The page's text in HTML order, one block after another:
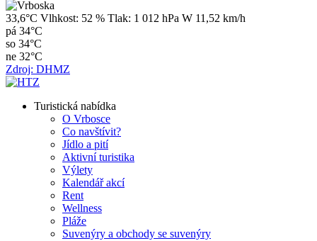
33,6°C Vlhkost: 52 % Tlak: 1 012 hPa W 11,52 km/h
pá 34°C
so 34°C
ne 32°C
Zdroj: DHMZ
Turistická nabídka
O Vrbosce
Co navštívit?
Jídlo a pití
Aktivní turistika
Výlety
Kalendář akcí
Rent
Wellness
Pláže
Suvenýry a obchody se suvenýry